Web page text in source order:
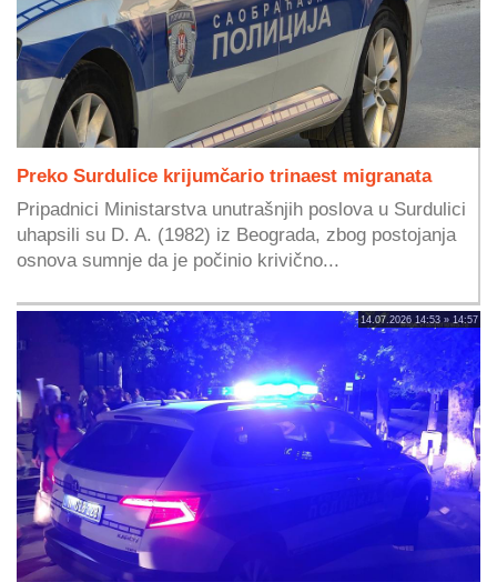
Preko Surdulice krijumčario trinaest migranata
Pripadnici Ministarstva unutrašnjih poslova u Surdulici
uhapsili su D. A. (1982) iz Beograda, zbog postojanja
osnova sumnje da je počinio krivično...
14.07.2026 14:53 » 14:57